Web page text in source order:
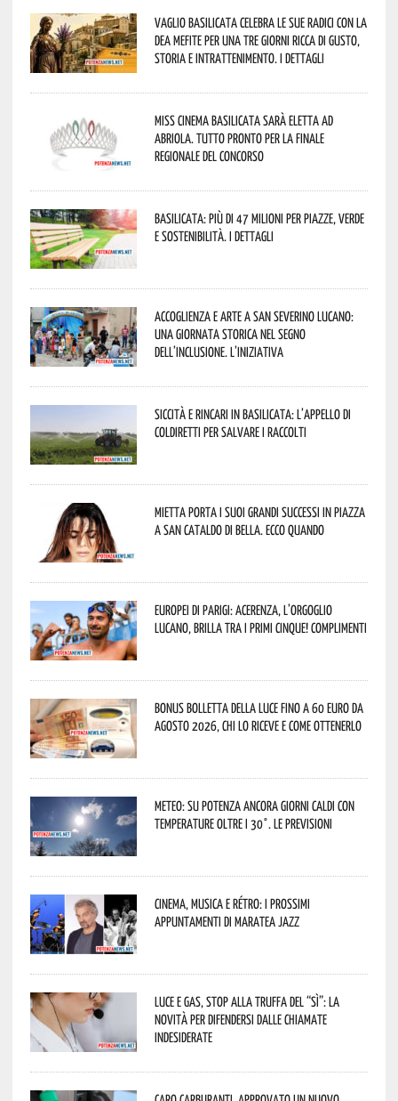
Vaglio Basilicata celebra le sue radici con la
Dea Mefite per una tre giorni ricca di gusto,
storia e intrattenimento. I dettagli
Miss Cinema Basilicata sarà eletta ad
Abriola. Tutto pronto per la finale
regionale del concorso
Basilicata: più di 47 milioni per piazze, verde
e sostenibilità. I dettagli
Accoglienza e arte a San Severino Lucano:
una giornata storica nel segno
dell’inclusione. L’iniziativa
Siccità e rincari in Basilicata: l’appello di
Coldiretti per salvare i raccolti
Mietta porta i suoi grandi successi in piazza
a San Cataldo di Bella. Ecco quando
Europei di Parigi: Acerenza, l’orgoglio
lucano, brilla tra i primi cinque! Complimenti
Bonus bolletta della luce fino a 60 euro da
agosto 2026, chi lo riceve e come ottenerlo
Meteo: su Potenza ancora giorni caldi con
temperature oltre i 30°. Le previsioni
Cinema, musica e rétro: i prossimi
appuntamenti di Maratea Jazz
Luce e gas, stop alla truffa del “Sì”: la
novità per difendersi dalle chiamate
indesiderate